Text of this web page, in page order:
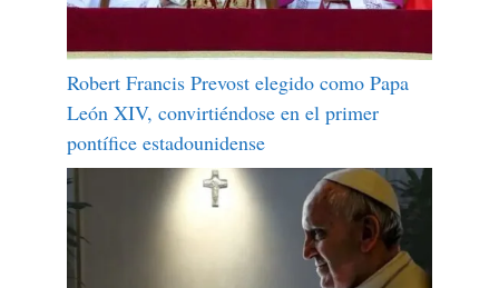
Robert Francis Prevost elegido como Papa
León XIV, convirtiéndose en el primer
pontífice estadounidense